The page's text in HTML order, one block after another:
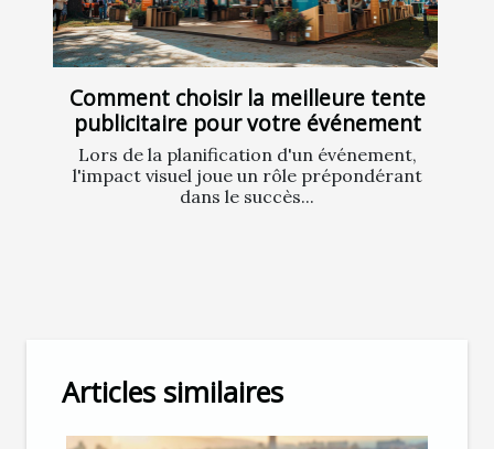
Comment choisir la meilleure tente
publicitaire pour votre événement
Lors de la planification d'un événement,
l'impact visuel joue un rôle prépondérant
dans le succès...
Articles similaires